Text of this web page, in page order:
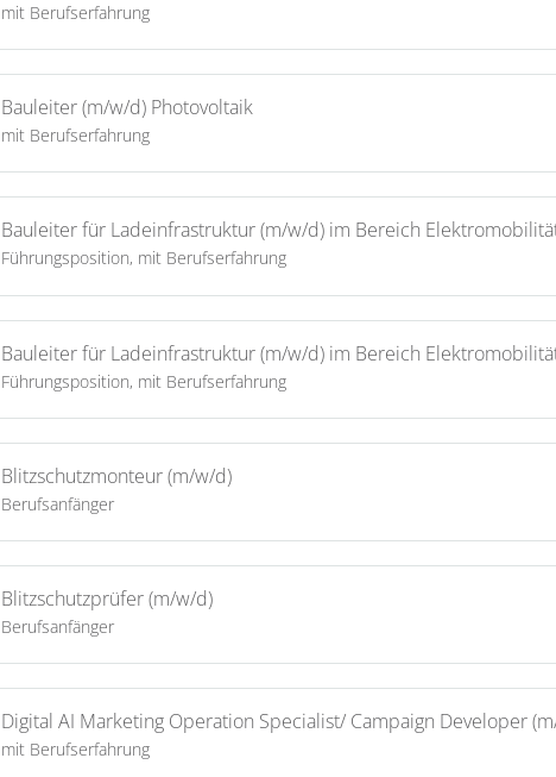
mit Berufserfahrung
Bauleiter (m/w/d) Photovoltaik
mit Berufserfahrung
Bauleiter für Ladeinfrastruktur (m/w/d) im Bereich
Führungsposition, mit Berufserfahrung
Bauleiter für Ladeinfrastruktur (m/w/d) im Bereich
Führungsposition, mit Berufserfahrung
Blitzschutzmonteur (m/w/d)
Berufsanfänger
Blitzschutzprüfer (m/w/d)
Berufsanfänger
Digital AI Marketing Operation Specialist/ Campaign Developer
mit Berufserfahrung